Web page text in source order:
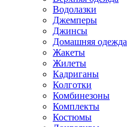
Водолазки
Джемперы
Джинсы
Домашняя одежда
Жакеты
Жилеты
Кадриганы
Колготки
Комбинезоны
Комплекты
Костюмы